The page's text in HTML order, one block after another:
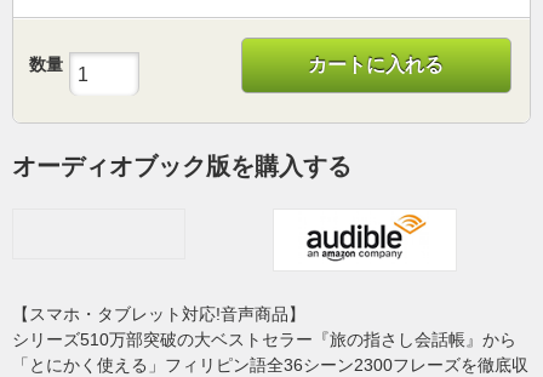
数量 カートに入れる
オーディオブック版を購入する
【スマホ・タブレット対応!音声商品】
シリーズ510万部突破の大ベストセラー『旅の指さし会話帳』から
「とにかく使える」フィリピン語全36シーン2300フレーズを徹底収